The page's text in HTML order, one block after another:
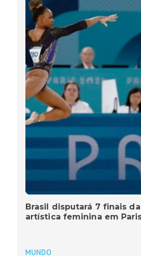
Brasil disputará 7 finais
artística feminina em
MUNDO